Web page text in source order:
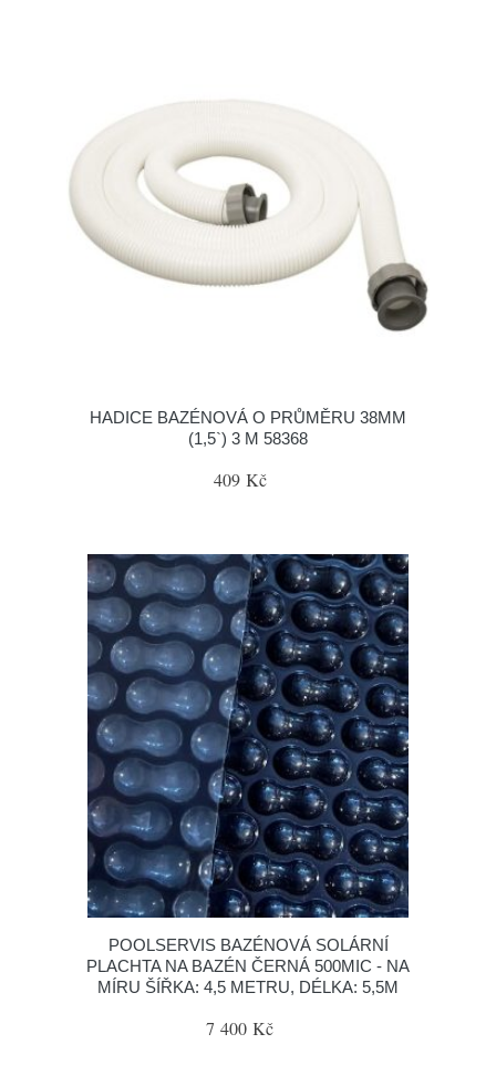
HADICE BAZÉNOVÁ O PRŮMĚRU 38MM
(1,5`) 3 M 58368
409 Kč
POOLSERVIS BAZÉNOVÁ SOLÁRNÍ
PLACHTA NA BAZÉN ČERNÁ 500MIC - NA
MÍRU ŠÍŘKA: 4,5 METRU, DÉLKA: 5,5M
7 400 Kč